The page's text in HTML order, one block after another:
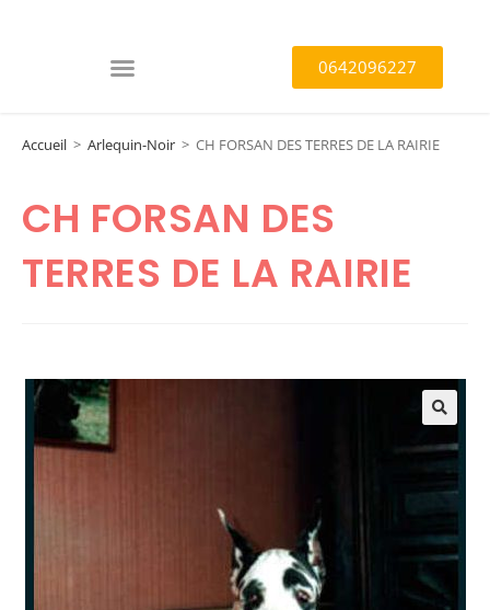
0642096227
Accueil > Arlequin-Noir > CH FORSAN DES TERRES DE LA RAIRIE
CH FORSAN DES
TERRES DE LA RAIRIE
🔍